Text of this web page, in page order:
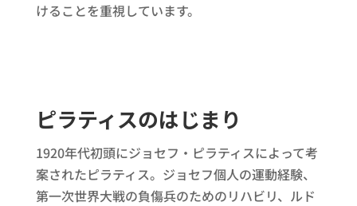
けることを重視しています。
ピラティスのはじまり
1920年代初頭にジョセフ・ピラティスによって考
案されたピラティス。ジョセフ個人の運動経験、
第一次世界大戦の負傷兵のためのリハビリ、ルド